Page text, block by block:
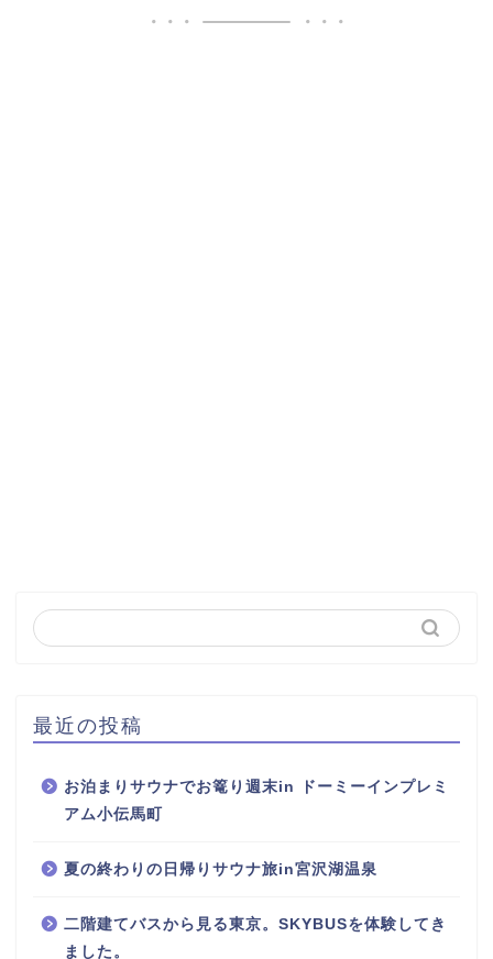
最近の投稿
お泊まりサウナでお篭り週末in ドーミーインプレミ
アム小伝馬町
夏の終わりの日帰りサウナ旅in宮沢湖温泉
二階建てバスから見る東京。SKYBUSを体験してき
ました。